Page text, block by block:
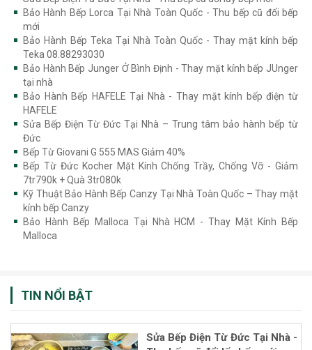
Bảo Hành Bếp Lorca Tại Nhà Toàn Quốc - Thu bếp cũ đổi bếp
mới
Bảo Hành Bếp Teka Tại Nhà Toàn Quốc - Thay mặt kính bếp
Teka 08.88293030
Bảo Hành Bếp Junger Ở Bình Định - Thay mặt kính bếp JUnger
tại nhà
Bảo Hành Bếp HAFELE Tại Nhà - Thay mặt kính bếp điện từ
HAFELE
Sửa Bếp Điện Từ Đức Tại Nhà – Trung tâm bảo hành bếp từ
Đức
Bếp Từ Giovani G 555 MAS Giảm 40%
Bếp Từ Đức Kocher Mặt Kính Chống Trầy, Chống Vỡ - Giảm
7tr790k + Quà 3tr080k
Kỹ Thuật Bảo Hành Bếp Canzy Tại Nhà Toàn Quốc – Thay mặt
kính bếp Canzy
Bảo Hành Bếp Malloca Tại Nhà HCM - Thay Mặt Kính Bếp
Malloca
TIN NỔI BẬT
Sửa Bếp Điện Từ Đức Tại Nhà -